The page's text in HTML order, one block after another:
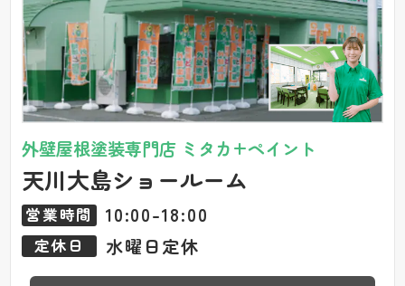
外壁屋根塗装専門店 ミタカ+ペイント
天川大島ショールーム
営業時間 10:00-18:00
定休日 水曜日定休